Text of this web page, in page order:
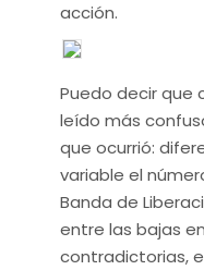
acción.
Puedo decir que
leído más
que ocurrió:
variable el
Banda de
entre las bajas
contradictorias,